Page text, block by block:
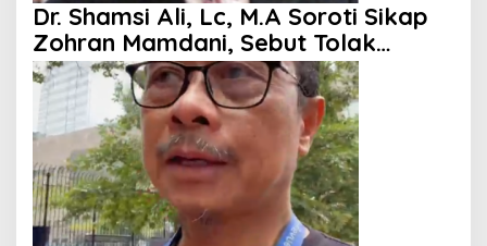
Dr. Shamsi Ali, Lc, M.A Soroti Sikap
Zohran Mamdani, Sebut Tolak
Kenaikan Gaji hingga Berani
Singgung Netanyahu